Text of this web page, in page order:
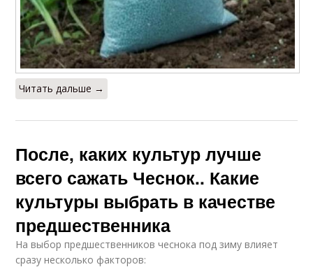
Читать дальше →
После, каких культур лучше
всего сажать Чеснок.. Какие
культуры выбрать в качестве
предшественника
На выбор предшественников чеснока под зиму влияет
сразу несколько факторов: